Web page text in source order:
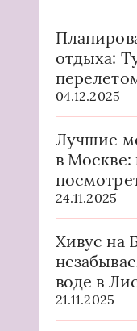
отдыха:
04.12.2025
Лучшие
в Москве:
24.11.2025
Хивус на
воде в
21.11.2025